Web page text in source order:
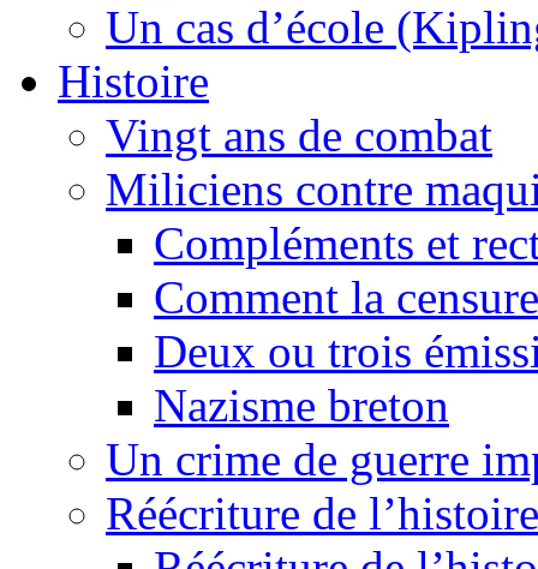
Un cas d’école
Histoire
Vingt ans de combat
Miliciens contre
Compléments et
Comment la
Deux ou trois
Nazisme breton
Un crime de guerre
Réécriture de